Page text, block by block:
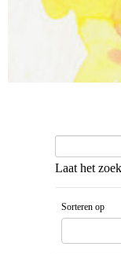
Laat het
Sorteren op